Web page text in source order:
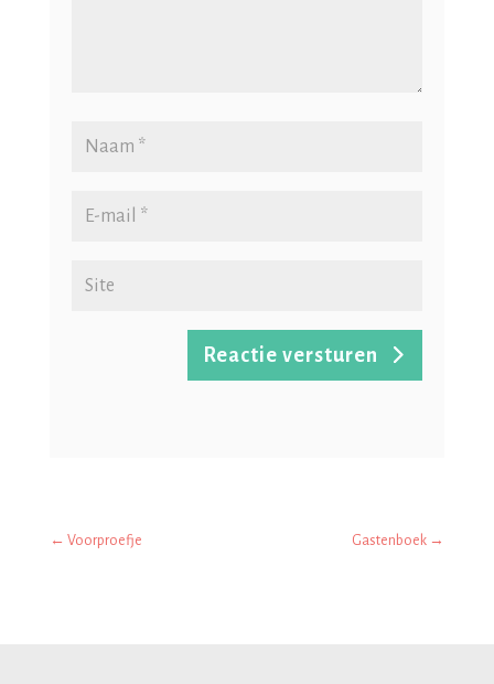
Reactie versturen
← Voorproefje Gastenboek →